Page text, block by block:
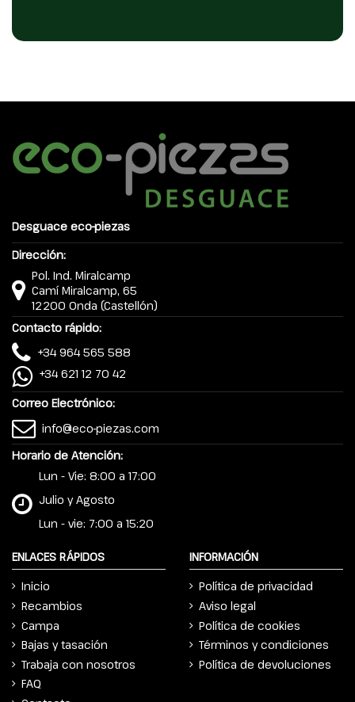
Desguace eco-piezas
Dirección:
Pol. Ind. Miralcamp
Camí Miralcamp, 65
12200 Onda (Castellón)
Contacto rápido:
+34 964 565 588
+34 621 12 70 42
Correo Electrónico:
info@eco-piezas.com
Horario de Atención:
Lun - Vie: 8:00 a 17:00
Julio y Agosto
Lun - vie: 7:00 a 15:20
ENLACES RÁPIDOS
Inicio
Recambios
Campa
Bajas y tasación
Trabaja con nosotros
FAQ
INFORMACIÓN
Política de privacidad
Aviso legal
Política de cookies
Términos y condiciones
Política de devoluciones